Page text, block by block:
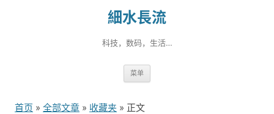
細水長流
科技，数码，生活…
菜单
首页 » 全部文章 » 收藏夹 » 正文